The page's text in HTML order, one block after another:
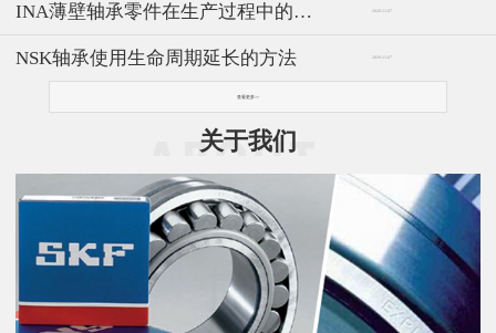
INA薄壁轴承零件在生产过程中的技术分析 2020-11-07
NSK轴承使用生命周期延长的方法 2020-11-07
查看更多>>
关于我们